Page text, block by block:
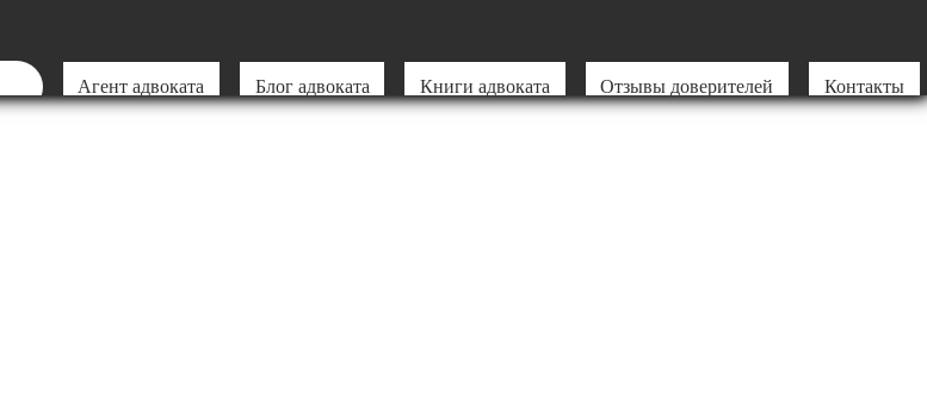
Агент адвоката Блог адвоката Книги адвоката Отзывы доверителей Контакты